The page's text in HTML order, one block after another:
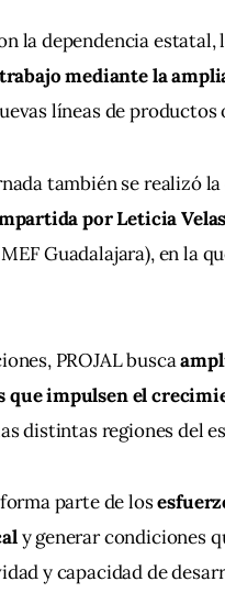
la dependencia estatal, l
mediante la
líneas de
también se realizó
por Leticia
Guadalajara), en la
PROJAL busca
que impulsen el
distintas regiones del
parte de los
y generar condiciones
y capacidad de